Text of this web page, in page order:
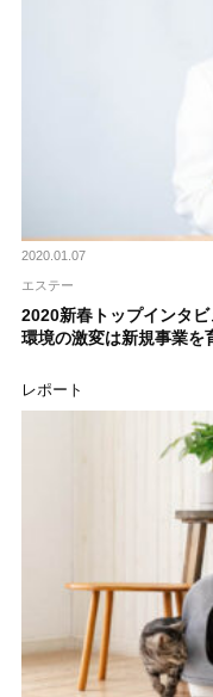
2020.01.07
エステー
2020新春トップインタ
環境の激変は新規事業を
レポート